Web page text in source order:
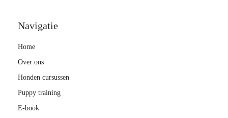
Navigatie
Home
Over ons
Honden cursussen
Puppy training
E-book